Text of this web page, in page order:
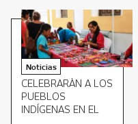
Noticias
CELEBRARÁN A LOS
PUEBLOS
INDÍGENAS EN EL